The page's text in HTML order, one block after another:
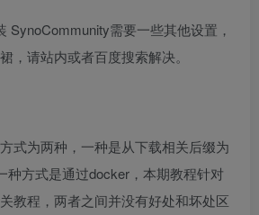
SynoCommunity需要一些其他设置，
，请站内或者百度搜索解决。
式为两种，一种是从下载相关后缀为
种方式是通过docker，本期教程针对
教程，两者之间并没有好处和坏处区